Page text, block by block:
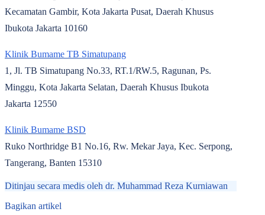
Kecamatan Gambir, Kota Jakarta Pusat, Daerah Khusus
Ibukota Jakarta 10160
Klinik Bumame TB Simatupang
1, Jl. TB Simatupang No.33, RT.1/RW.5, Ragunan, Ps.
Minggu, Kota Jakarta Selatan, Daerah Khusus Ibukota
Jakarta 12550
Klinik Bumame BSD
Ruko Northridge B1 No.16, Rw. Mekar Jaya, Kec. Serpong,
Tangerang, Banten 15310
Ditinjau secara medis oleh dr. Muhammad Reza Kurniawan
Bagikan artikel